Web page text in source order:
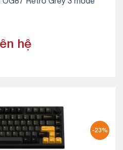
Retro Grey 3 mode
hệ
-23%